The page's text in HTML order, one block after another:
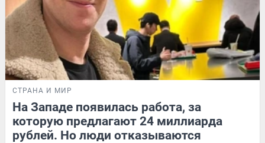
СТРАНА И МИР
На Западе появилась работа, за
которую предлагают 24 миллиарда
рублей. Но люди отказываются